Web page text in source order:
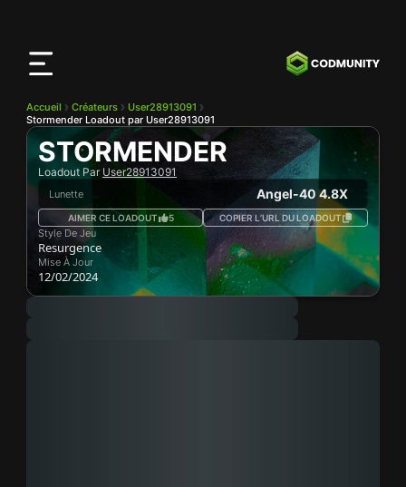
Accueil Créateurs
User28913091
Stormender Loadout par User28913091
STORMENDER
Loadout Par User28913091
Lunette Angel-40 4.8X
AIMER CE LOADOUT 5 COPIER L’URL DU LOADOUT
Style De Jeu
Resurgence
Mise À Jour
12/02/2024